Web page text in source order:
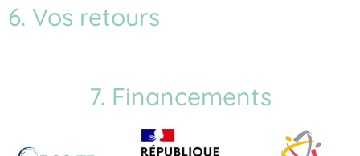
6. Vos retours
7. Financements